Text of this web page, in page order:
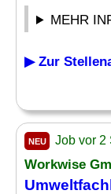
MEHR
▶ Zur
NEU Job vor 2
Workwise